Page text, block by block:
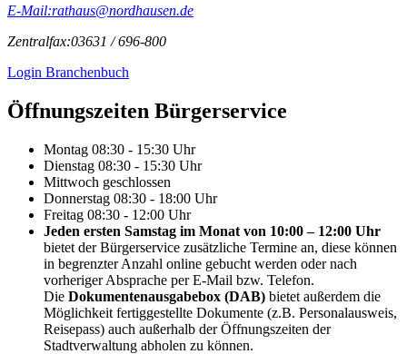
E-Mail:rathaus@nordhausen.de
Zentralfax:03631 / 696-800
Login Branchenbuch
Öffnungs­zeiten Bürgerservice
Montag 08:30 - 15:30 Uhr
Dienstag 08:30 - 15:30 Uhr
Mittwoch geschlossen
Donnerstag 08:30 - 18:00 Uhr
Freitag 08:30 - 12:00 Uhr
Jeden ersten Samstag im Monat von 10:00 – 12:00 Uhr
bietet der Bürgerservice zusätzliche Termine an, diese können
in begrenzter Anzahl online gebucht werden oder nach
vorheriger Absprache per E-Mail bzw. Telefon.
Die Dokumentenausgabebox (DAB) bietet außerdem die
Möglichkeit fertiggestellte Dokumente (z.B. Personalausweis,
Reisepass) auch außerhalb der Öffnungszeiten der
Stadtverwaltung abholen zu können.